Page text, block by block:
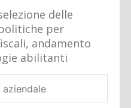
delle
per
andamento
abilitanti